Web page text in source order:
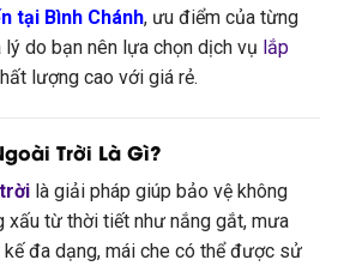
tại Bình Chánh, ưu điểm của từng
lý do bạn nên lựa chọn dịch vụ lắp
lượng cao với giá rẻ.
Trời Là Gì?
là giải pháp giúp bảo vệ không
xấu từ thời tiết như nắng gắt, mưa
kế đa dạng, mái che có thể được sử